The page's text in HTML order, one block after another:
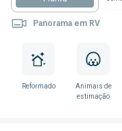
Panorama em RV
Reformado
Animais de
estimação